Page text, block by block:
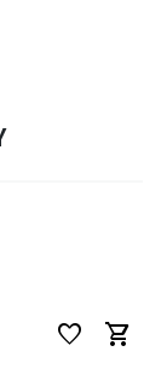
favorite shopping_cart